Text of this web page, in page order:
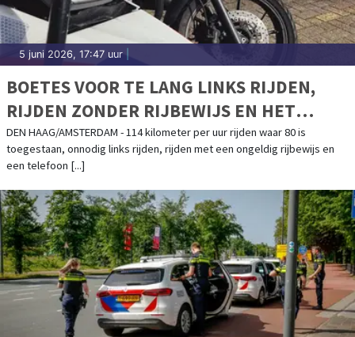
5 juni 2026, 17:47 uur
BOETES VOOR TE LANG LINKS RIJDEN,
RIJDEN ZONDER RIJBEWIJS EN HET
VASTHOUDEN VAN EEN TELEFOON
DEN HAAG/AMSTERDAM - 114 kilometer per uur rijden waar 80 is
toegestaan, onnodig links rijden, rijden met een ongeldig rijbewijs en
een telefoon [...]